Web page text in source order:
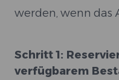
werden, wenn das
Schritt 1:
verfügbarem